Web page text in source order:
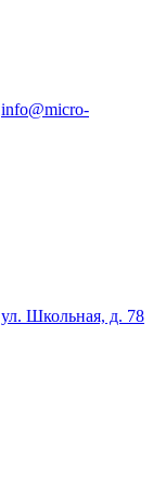
info@micro-
ул. Школьная, д. 78